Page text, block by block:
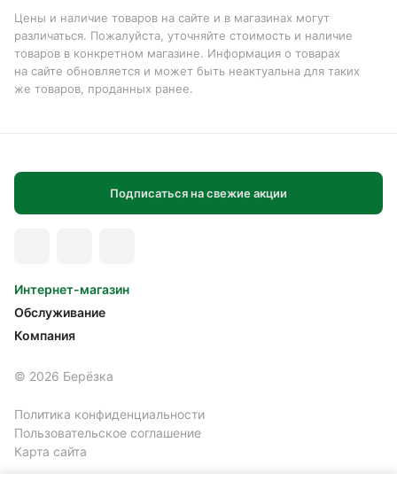
Цены и наличие товаров на сайте и в магазинах могут
различаться. Пожалуйста, уточняйте стоимость и наличие
товаров в конкретном магазине. Информация о товарах
на сайте обновляется и может быть неактуальна для таких
же товаров, проданных ранее.
Подписаться на свежие акции
Интернет-магазин
Обслуживание
Компания
© 2026 Берёзка
Политика конфиденциальности
Пользовательское соглашение
Карта сайта